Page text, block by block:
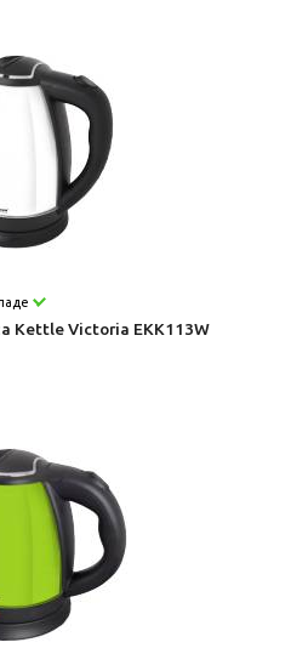
Kettle Victoria EKK113W